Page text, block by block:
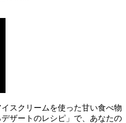
スクリームを使った甘い食べ物
ザートのレシピ」で、あなたの